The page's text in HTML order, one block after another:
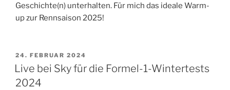
Geschichte(n) unterhalten. Für mich das ideale Warm-
up zur Rennsaison 2025!
VERÖFFENTLICHT
AM
24. FEBRUAR 2024
Live bei Sky für die Formel-1-Wintertests
2024